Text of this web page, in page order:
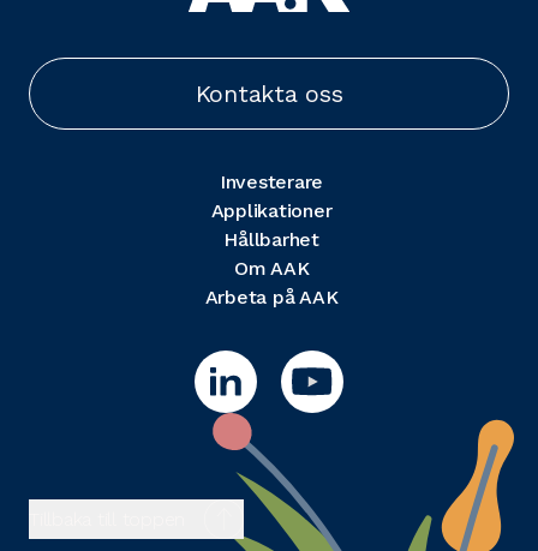
Kontakta oss
Investerare
Applikationer
Hållbarhet
Om AAK
Arbeta på AAK